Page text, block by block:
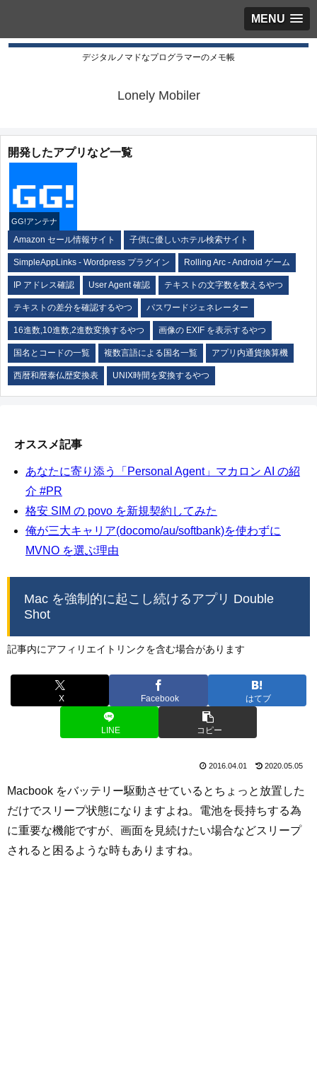
MENU
デジタルノマドなプログラマーのメモ帳
Lonely Mobiler
開発したアプリなど一覧
GG!アンテナ
Amazon セール情報サイト 子供に優しいホテル検索サイト
SimpleAppLinks - Wordpress プラグイン Rolling Arc - Android ゲーム
IP アドレス確認 User Agent 確認 テキストの文字数を数えるやつ
テキストの差分を確認するやつ パスワードジェネレーター
16進数,10進数,2進数変換するやつ 画像の EXIF を表示するやつ
国名とコードの一覧 複数言語による国名一覧 アプリ内通貨換算機
西暦和暦泰仏歴変換表 UNIX時間を変換するやつ
オススメ記事
あなたに寄り添う「Personal Agent」マカロン AI の紹
介 #PR
格安 SIM の povo を新規契約してみた
俺が三大キャリア(docomo/au/softbank)を使わずに
MVNO を選ぶ理由
Mac を強制的に起こし続けるアプリ Double
Shot
記事内にアフィリエイトリンクを含む場合があります
X Facebook はてブ
LINE コピー
2016.04.01 2020.05.05
Macbook をバッテリー駆動させているとちょっと放置した
だけでスリープ状態になりますよね。電池を長持ちする為
に重要な機能ですが、画面を見続けたい場合などスリープ
されると困るような時もありますね。